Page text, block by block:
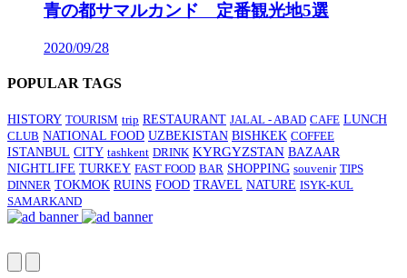
青の都サマルカンド 定番観光地5選
2020/09/28
POPULAR TAGS
HISTORY TOURISM trip RESTAURANT JALAL - ABAD CAFE LUNCH
CLUB NATIONAL FOOD UZBEKISTAN BISHKEK COFFEE
ISTANBUL CITY tashkent DRINK KYRGYZSTAN BAZAAR
NIGHTLIFE TURKEY FAST FOOD BAR SHOPPING souvenir TIPS
DINNER TOKMOK RUINS FOOD TRAVEL NATURE ISYK-KUL
SAMARKAND